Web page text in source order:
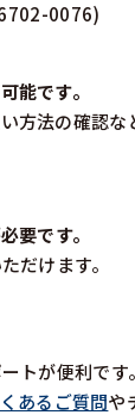
0076)
能です。
方法の確認
要です。
だけます。
トが便利です。
あるご質問や